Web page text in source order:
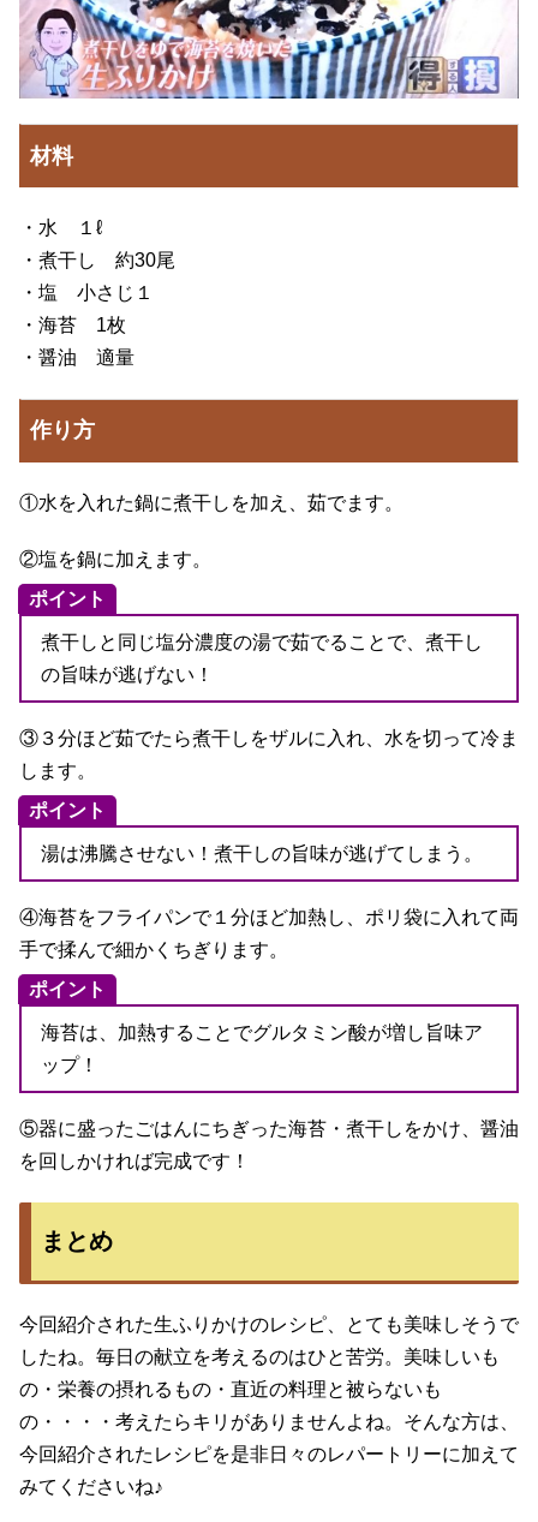
材料
・水 １ℓ
・煮干し 約30尾
・塩 小さじ１
・海苔 1枚
・醤油 適量
作り方
①水を入れた鍋に煮干しを加え、茹でます。
②塩を鍋に加えます。
ポイント
煮干しと同じ塩分濃度の湯で茹でることで、煮干し
の旨味が逃げない！
③３分ほど茹でたら煮干しをザルに入れ、水を切って冷ま
します。
ポイント
湯は沸騰させない！煮干しの旨味が逃げてしまう。
④海苔をフライパンで１分ほど加熱し、ポリ袋に入れて両
手で揉んで細かくちぎります。
ポイント
海苔は、加熱することでグルタミン酸が増し旨味ア
ップ！
⑤器に盛ったごはんにちぎった海苔・煮干しをかけ、醤油
を回しかければ完成です！
まとめ
今回紹介された生ふりかけのレシピ、とても美味しそうで
したね。毎日の献立を考えるのはひと苦労。美味しいも
の・栄養の摂れるもの・直近の料理と被らないも
の・・・・考えたらキリがありませんよね。そんな方は、
今回紹介されたレシピを是非日々のレパートリーに加えて
みてくださいね♪